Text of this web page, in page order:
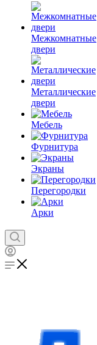
Межкомнатные
двери
Металлические
двери
Мебель
Фурнитура
Экраны
Перегородки
Арки